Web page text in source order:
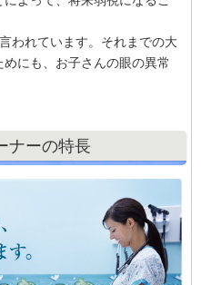
われています。それまでの⼤
にも、お⼦さんの眼の異常
ナーの特⻑